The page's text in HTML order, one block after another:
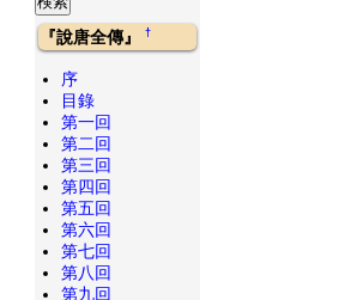
『說唐全傳』†
序
目錄
第一回
第二回
第三回
第四回
第五回
第六回
第七回
第八回
第九回